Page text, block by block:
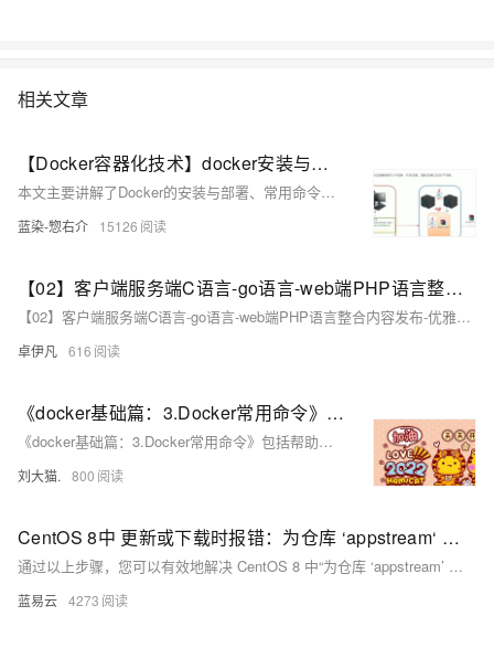
相关文章
【Docker容器化技术】docker安装与部署、常用命令、容器数据卷、应用部署实战、Dockerfile、服务编排docker-compose、私有仓库
本文主要讲解了Docker的安装与部署、常用命令、容器数据卷、应用部署实战、Dockerfile、服务编排docker-compose、私有仓库以及Docker容器虚拟化与传统虚拟机比较。
蓝染-惣右介 15126
【02】客户端服务端C语言-go语言-web端PHP语言整合内容发布-优雅草网络设备监控系统-2月12日优雅草简化Centos stream8安装zabbix7教程-本搭建教程非docker搭建教程-优雅草solution
【02】客户端服务端C语言-go语言-web端PHP语言整合内容发布-优雅草网络设备监控系统-2月12日优雅草简化Centos stream8安装zabbix7教程-本搭建教程非docker搭建教程-优雅草solution
卓伊凡 616
《docker基础篇：3.Docker常用命令》包括帮助启动类命令、镜像命令、有镜像才能创建容器，这是根本前提(下载一个CentOS或者ubuntu镜像演示)、容器命令、小总结
《docker基础篇：3.Docker常用命令》包括帮助启动类命令、镜像命令、有镜像才能创建容器，这是根本前提(下载一个CentOS或者ubuntu镜像演示)、容器命令、小总结
刘大猫. 800
CentOS 8中 更新或下载时报错：为仓库 ‘appstream‘ 下载元数据失败 : Cannot prepare internal
通过以上步骤，您可以有效地解决 CentOS 8 中“为仓库 ‘appstream’ 下载元数据失败 : Cannot prepare internal”问题。关键在于检查网络连接、更新和切换仓库配置、清理缓存、重建 RPM 数据库以及在必要时临时禁用有问题的仓库。通过这些方法，可以确保系统能够正常进行软件包的更新和下载操作。
蓝易云 4273